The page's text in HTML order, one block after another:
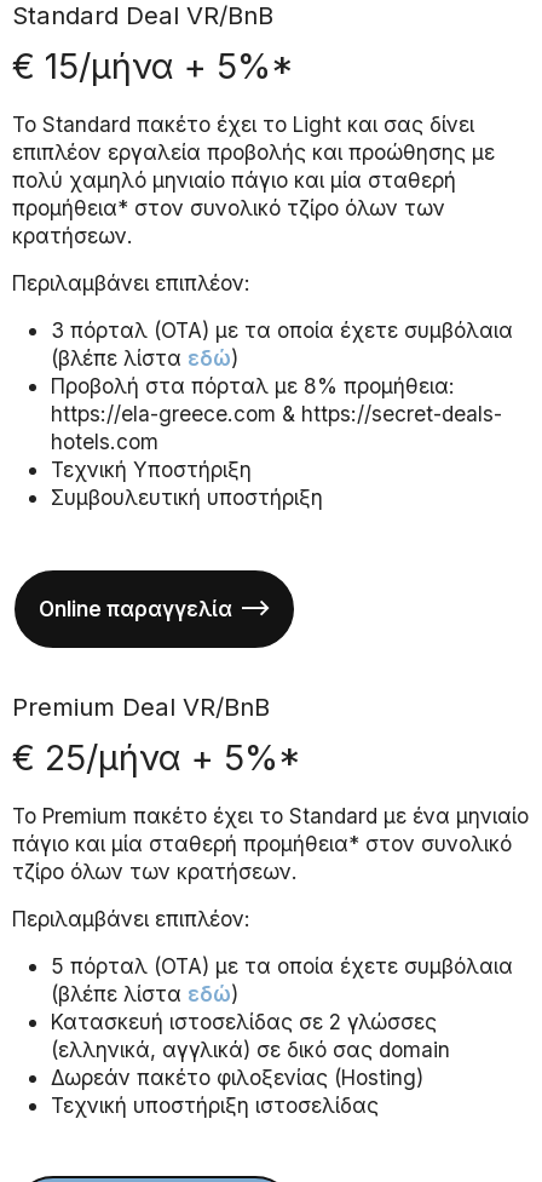
Standard Deal VR/BnB
€ 15/μήνα + 5%*
Το Standard πακέτο έχει το Light και σας δίνει
επιπλέον εργαλεία προβολής και προώθησης με
πολύ χαμηλό μηνιαίο πάγιο και μία σταθερή
προμήθεια* στον συνολικό τζίρο όλων των
κρατήσεων.
Περιλαμβάνει επιπλέον:
3 πόρταλ (ΟΤΑ) με τα οποία έχετε συμβόλαια
(βλέπε λίστα εδώ)
Προβολή στα πόρταλ με 8% προμήθεια:
https://ela-greece.com & https://secret-deals-
hotels.com
Τεχνική Υποστήριξη
Συμβουλευτική υποστήριξη
Online παραγγελία
Premium Deal VR/BnB
€ 25/μήνα + 5%*
Το Premium πακέτο έχει το Standard με ένα μηνιαίο
πάγιο και μία σταθερή προμήθεια* στον συνολικό
τζίρο όλων των κρατήσεων.
Περιλαμβάνει επιπλέον:
5 πόρταλ (ΟΤΑ) με τα οποία έχετε συμβόλαια
(βλέπε λίστα εδώ)
Κατασκευή ιστοσελίδας σε 2 γλώσσες
(ελληνικά, αγγλικά) σε δικό σας domain
Δωρεάν πακέτο φιλοξενίας (Hosting)
Τεχνική υποστήριξη ιστοσελίδας